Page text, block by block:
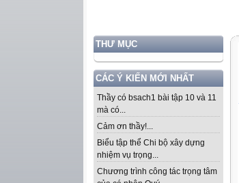
THƯ MỤC
CÁC Ý KIẾN MỚI NHẤT
Thầy có bsach1 bài tập 10 và 11
mà có...
Cảm ơn thầy!...
Biểu tập thể Chi bộ xây dựng
nhiệm vụ trọng...
Chương trình công tác trọng tâm